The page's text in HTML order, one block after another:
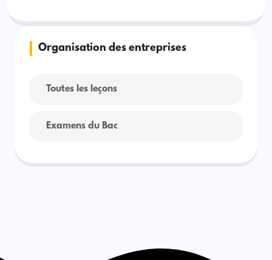
Organisation des entreprises
Toutes les leçons
Examens du Bac